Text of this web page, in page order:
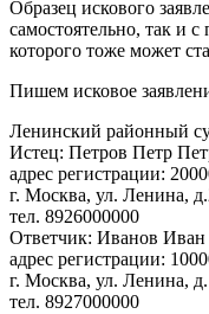
Образец искового
самостоятельно, так и
которого тоже может
Пишем исковое
Ленинский районный
Истец: Петров Петр
адрес регистрации:
г. Москва, ул. Ленина,
тел. 8926000000
Ответчик: Иванов
адрес регистрации:
г. Москва, ул. Ленина, д.
тел. 8927000000